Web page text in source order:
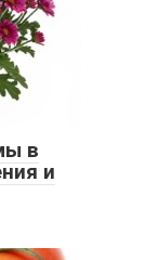
в
и